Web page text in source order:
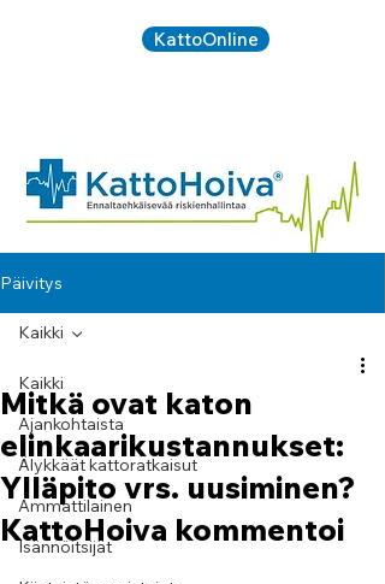
KattoOnline
Päivitys
Kaikki
Ajankohtaista
Älykkäät kattoratkaisut
Ammattilainen
Isännöitsijät
Kaikki
Mitkä ovat katon
elinkaarikustannukset:
Ylläpito vrs. uusiminen?
KattoHoiva kommentoi